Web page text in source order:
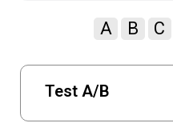
A B C
Test A/B